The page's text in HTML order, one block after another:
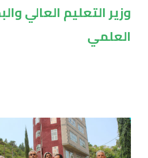
وزير التعليم العالي
العلمي